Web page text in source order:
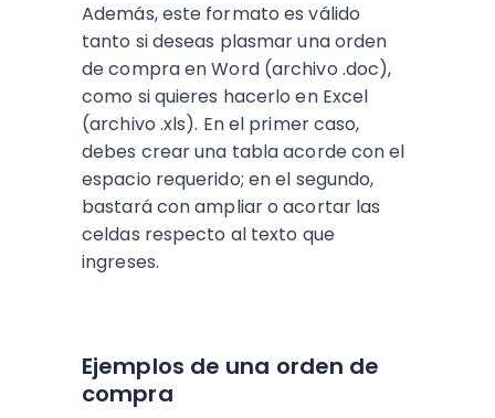
Además, este formato es válido
tanto si deseas plasmar una orden
de compra en Word (archivo .doc),
como si quieres hacerlo en Excel
(archivo .xls). En el primer caso,
debes crear una tabla acorde con el
espacio requerido; en el segundo,
bastará con ampliar o acortar las
celdas respecto al texto que
ingreses.
Ejemplos de una orden de
compra